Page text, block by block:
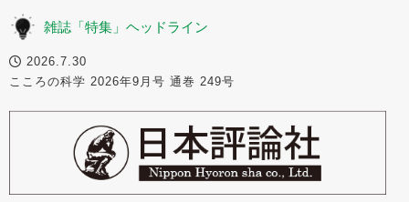
雑誌「特集」ヘッドライン
2026.7.30
こころの科学 2026年9月号 通巻 249号